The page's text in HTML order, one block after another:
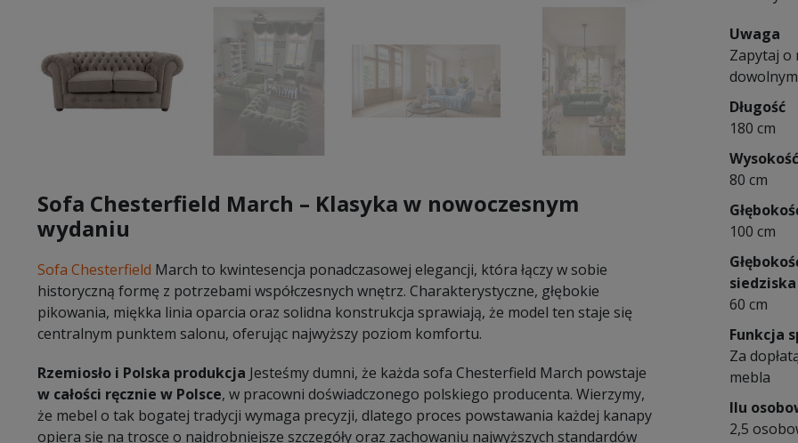
Sofa Chesterfield March – Klasyka w nowoczesnym
wydaniu
Sofa Chesterfield March to kwintesencja ponadczasowej elegancji, która łączy w sobie
historyczną formę z potrzebami współczesnych wnętrz. Charakterystyczne, głębokie
pikowania, miękka linia oparcia oraz solidna konstrukcja sprawiają, że model ten staje się
centralnym punktem salonu, oferując najwyższy poziom komfortu.
Rzemiosło i Polska produkcja Jesteśmy dumni, że każda sofa Chesterfield March powstaje
w całości ręcznie w Polsce, w pracowni doświadczonego polskiego producenta. Wierzymy,
że mebel o tak bogatej tradycji wymaga precyzji, dlatego proces powstawania każdej kanapy
opiera się na trosce o najdrobniejsze szczegóły oraz zachowaniu najwyższych standardów
Uwaga
Zapytaj o
Długość
180 cm
Wysokość
80 cm
100 cm
siedziska
60 cm
Funkcja
Za
mebla
Ilu
2,5